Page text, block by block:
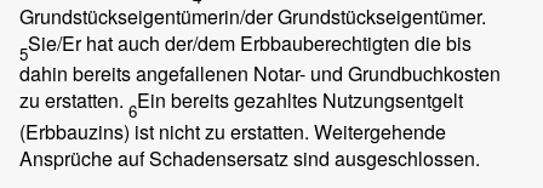
Grundstückseigentümerin/der Grundstückseigentümer.
5Sie/Er hat auch der/dem Erbbauberechtigten die bis
dahin bereits angefallenen Notar- und Grundbuchkosten
zu erstatten. 6Ein bereits gezahltes Nutzungsentgelt
(Erbbauzins) ist nicht zu erstatten. Weitergehende
Ansprüche auf Schadensersatz sind ausgeschlossen.